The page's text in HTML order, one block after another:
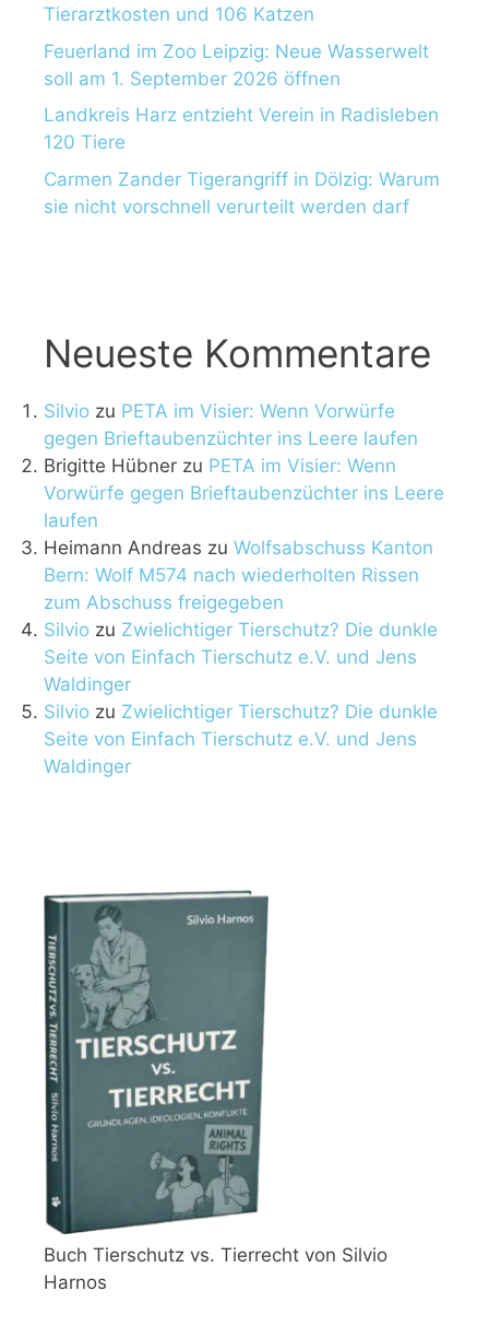
Tierarztkosten und 106 Katzen
Feuerland im Zoo Leipzig: Neue Wasserwelt
soll am 1. September 2026 öffnen
Landkreis Harz entzieht Verein in Radisleben
120 Tiere
Carmen Zander Tigerangriff in Dölzig: Warum
sie nicht vorschnell verurteilt werden darf
Neueste Kommentare
Silvio zu PETA im Visier: Wenn Vorwürfe
gegen Brieftaubenzüchter ins Leere laufen
Brigitte Hübner zu PETA im Visier: Wenn
Vorwürfe gegen Brieftaubenzüchter ins Leere
laufen
Heimann Andreas zu Wolfsabschuss Kanton
Bern: Wolf M574 nach wiederholten Rissen
zum Abschuss freigegeben
Silvio zu Zwielichtiger Tierschutz? Die dunkle
Seite von Einfach Tierschutz e.V. und Jens
Waldinger
Silvio zu Zwielichtiger Tierschutz? Die dunkle
Seite von Einfach Tierschutz e.V. und Jens
Waldinger
Buch Tierschutz vs. Tierrecht von Silvio
Harnos